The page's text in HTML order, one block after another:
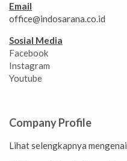
Email
office@indosarana.co.id
Sosial Media
Facebook
Instagram
Youtube
Company Profile
Lihat selengkapnya mengenai